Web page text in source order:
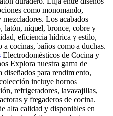
como monomando,
Los acabados
latón, níquel, bronce, cobre y
eficiencia hídrica y estilo,
a cocinas, baños como a duchas.
Electrodomésticos de Cocina y
Explora nuestra gama de
diseñados para rendimiento,
incluye hornos
refrigeradores, lavavajillas,
y fregaderos de cocina.
alta calidad y disponibles en